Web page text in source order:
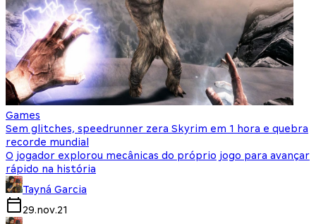
Games
Sem glitches, speedrunner zera Skyrim em 1 hora e quebra
recorde mundial
O jogador explorou mecânicas do próprio jogo para avançar
rápido na história
Tayná Garcia
29.nov.21